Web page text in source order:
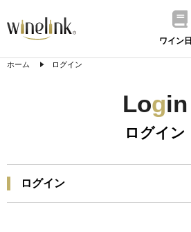
ワイン
ホーム ログイン
Login
ログイン
ログイン